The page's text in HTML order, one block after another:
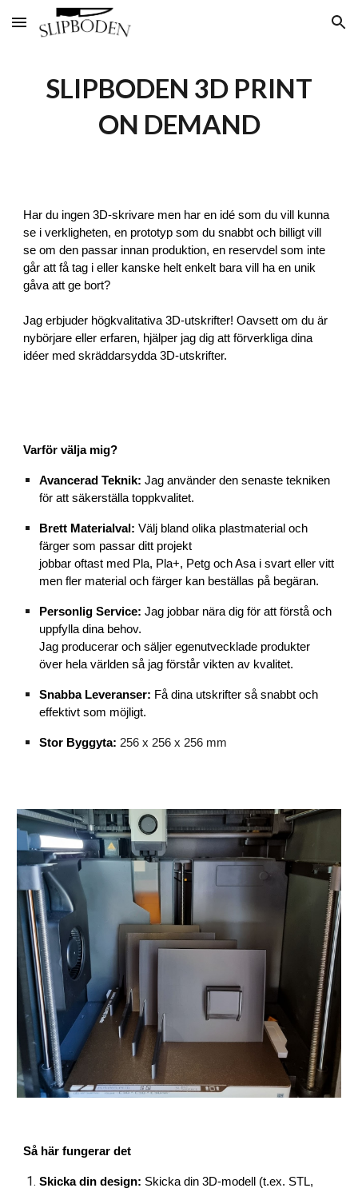
Skip to main content Skip to navigation
SLIPBODEN 3D PRINT
ON DEMAND
Har du ingen 3D-skrivare men har en idé som du vill kunna
se i verkligheten, en prototyp som du snabbt och billigt vill
se om den passar innan produktion, en reservdel som inte
går att få tag i eller kanske helt enkelt bara vill ha en unik
gåva att ge bort?
Jag erbjuder högkvalitativa 3D-utskrifter! Oavsett om du är
nybörjare eller erfaren, hjälper jag dig att förverkliga dina
idéer med skräddarsydda 3D-utskrifter.
Varför välja mig?
Avancerad Teknik: Jag använder den senaste tekniken
för att säkerställa toppkvalitet.
Brett Materialval: Välj bland olika plastmaterial och
färger som passar ditt projekt
jobbar oftast med Pla, Pla+, Petg och Asa i svart eller vitt
men fler material och färger kan beställas på begäran.
Personlig Service: Jag jobbar nära dig för att förstå och
uppfylla dina behov.
Jag producerar och säljer egenutvecklade produkter
över hela världen så jag förstår vikten av kvalitet.
Snabba Leveranser: Få dina utskrifter så snabbt och
effektivt som möjligt.
Stor Byggyta: 256 x 256 x 256 mm
Så här fungerar det
Skicka din design: Skicka din 3D-modell (t.ex. STL,